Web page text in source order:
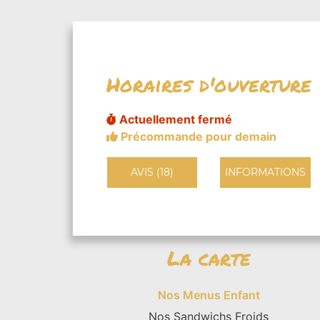
Horaires d'ouverture
Actuellement fermé
Précommande pour demain
AVIS (18) INFORMATIONS
La carte
Nos Menus Enfant
Nos Sandwichs Froids